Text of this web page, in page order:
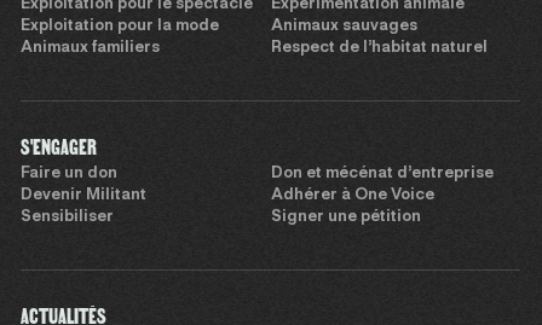
Exploitation pour le spectacle
Expérimentation animale
Exploitation pour la mode
Animaux sauvages
Animaux familiers
Respect de l’habitat naturel
S'ENGAGER
Faire un don
Don et mécénat d’entreprise
Devenir Militant
Adhérer à One Voice
Sensibiliser
Signer une pétition
ACTUALITÉS